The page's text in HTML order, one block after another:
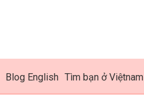
Blog English Tìm bạn ở Việtnam